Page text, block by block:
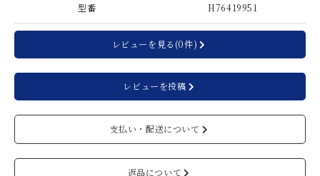
型番 H76419951
レビューを見る(0件)
レビューを投稿
支払い・配送について
返品について